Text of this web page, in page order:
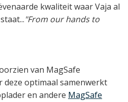
kwaliteit waar Vaja al
"From our hands to
van MagSafe
optimaal samenwerkt
en andere MagSafe